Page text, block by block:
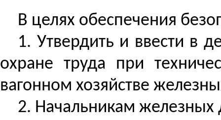
В целях обеспечения
1. Утвердить и ввести в
охране труда при
вагонном хозяйстве
2. Начальникам железных